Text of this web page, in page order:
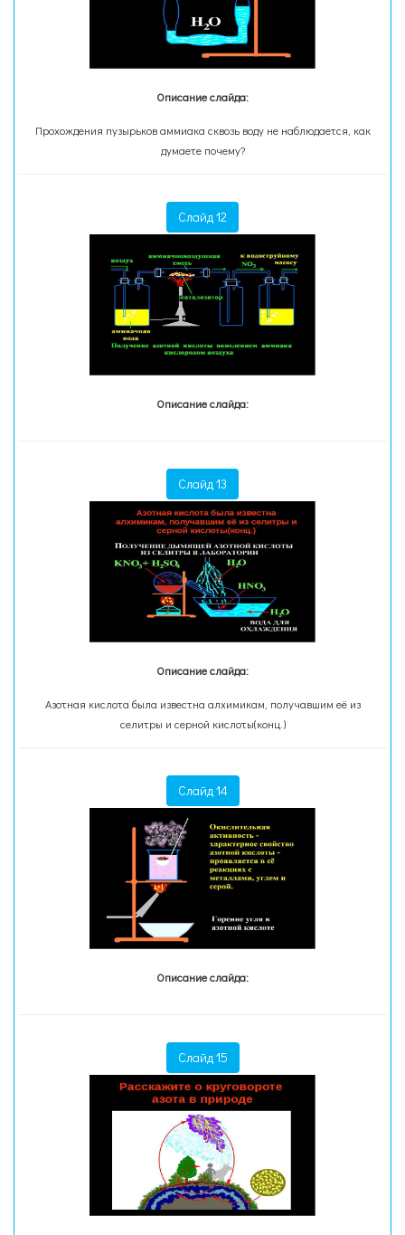
Описание слайда:
Прохождения пузырьков аммиака сквозь воду не наблюдается, как
думаете почему?
Слайд 12
Описание слайда:
Слайд 13
Описание слайда:
Азотная кислота была известна алхимикам, получавшим её из
селитры и серной кислоты(конц.)
Слайд 14
Описание слайда:
Слайд 15